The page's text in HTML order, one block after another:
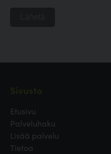
Etusivu
Palveluhaku
Lisää palvelu
Tietoa